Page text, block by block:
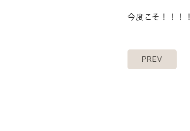
今度こそ！！！！
PREV